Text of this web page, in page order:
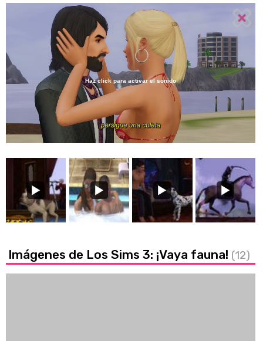
Unmute /
Loaded:
50.88%
Haz click para activar el sonido
Imágenes de Los Sims 3: ¡Vaya fauna! (12)